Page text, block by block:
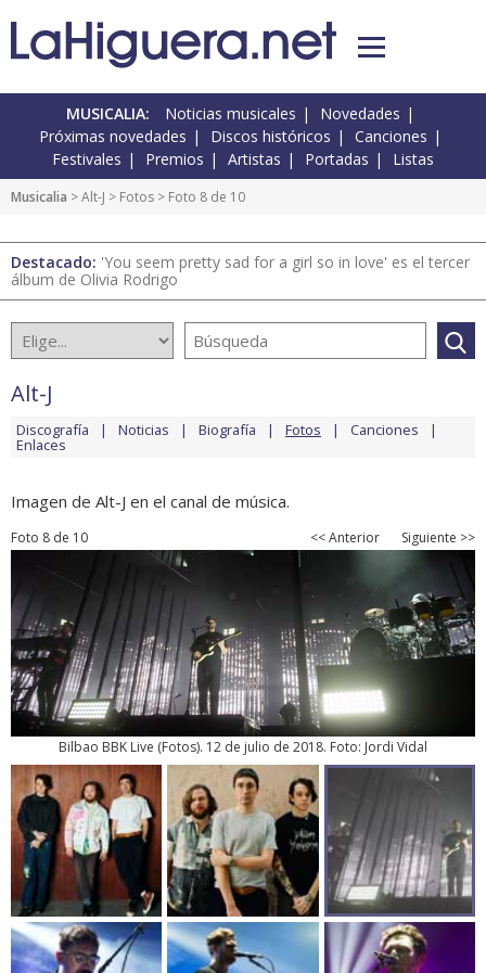
MUSICALIA: Noticias musicales
Novedades
Próximas novedades
Discos históricos
Canciones
Festivales
Premios Artistas Portadas Listas
Musicalia >Alt-J > Fotos > Foto 8 de 10
Destacado: 'You seem pretty sad for a girl so in love' es el tercer
álbum de Olivia Rodrigo
Alt-J
Discografía Noticias Biografía Fotos Canciones
Enlaces
Imagen de Alt-J en el canal de música.
Foto 8 de 10 << Anterior Siguiente >>
Bilbao BBK Live (Fotos). 12 de julio de 2018. Foto: Jordi Vidal